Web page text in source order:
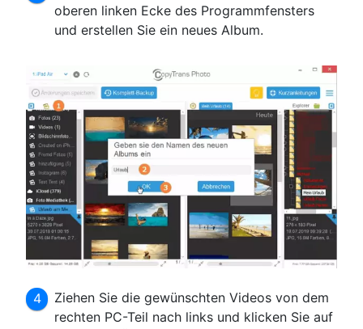
oberen linken Ecke des Programmfensters
und erstellen Sie ein neues Album.
Ziehen Sie die gewünschten Videos von dem
rechten PC-Teil nach links und klicken Sie auf